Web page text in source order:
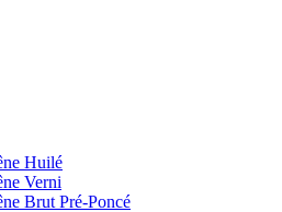
Huilé
Verni
Brut Pré-Poncé